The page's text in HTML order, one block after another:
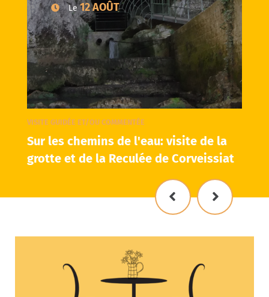
Le12 AOÛT
VISITE GUIDÉE ET/OU COMMENTÉE
Sur les chemins de l'eau: visite de la
grotte et de la Reculée de Corveissiat